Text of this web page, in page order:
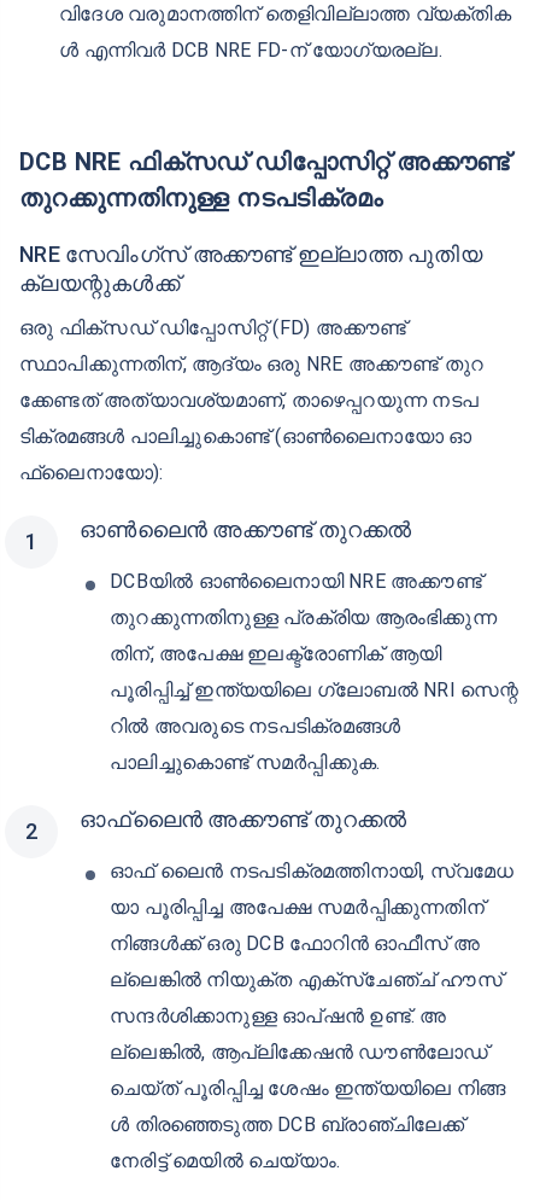
ഉപഭോക്താവ് താഴെപ്പറയുന്ന ഏതെങ്കിലും വിഭാഗ
ത്തിൽ പെടുന്ന ആളായിരിക്കണം: NRI, , അ
സാധുവായ ഇന്ത്യൻ പാസ്പോർട്ടും വിസയും ഉ
ണ്ടായിരിക്കണം.
DCB ബാങ്കിൽ ഒരു NRE സേവിംഗ്സ് അക്കൗണ്ട്
വേണം (പണം കൈമാറ്റത്തിനും പലിശ
ക്രെഡിറ്റിനും).
ഇന്ത്യയില്‍ താമസിക്കുന്നവര്‍, വിദേശ താമസ മാന
ദണ്ഡങ്ങള്‍ പാലിക്കാത്ത പ്രവാസികള്‍ (OCI),
വിദേശ വരുമാനത്തിന് തെളിവില്ലാത്ത വ്യക്തിക
തുറക്കുന്നതിനുള്ള നടപടിക്രമം
NRE സേവിംഗ്സ് അക്കൗണ്ട് ഇല്ലാത്ത പുതിയ
ക്ലയന്റുകൾക്ക്
ഒരു ഫിക്സഡ് ഡിപ്പോസിറ്റ് (FD) അക്കൗണ്ട്
സ്ഥാപിക്കുന്നതിന്, ആദ്യം ഒരു NRE അക്കൗണ്ട് തുറ
ഓൺലൈൻ അക്കൗണ്ട് തുറക്കൽ
DCBയിൽ ഓൺലൈനായി NRE അക്കൗണ്ട്
തിന്, അപേക്ഷ ഇലക്ട്രോണിക് ആയി
പൂരിപ്പിച്ച് ഇന്ത്യയിലെ ഗ്ലോബൽ NRI സെന്റ